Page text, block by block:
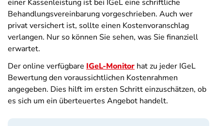
einer Kassenleistung ist bei IGeL eine schriftliche
Behandlungsvereinbarung vorgeschrieben. Auch wer
privat versichert ist, sollte einen Kostenvoranschlag
verlangen. Nur so können Sie sehen, was Sie finanziell
erwartet.
Der online verfügbare IGeL-Monitor hat zu jeder IGeL
Bewertung den voraussichtlichen Kostenrahmen
angegeben. Dies hilft im ersten Schritt einzuschätzen, ob
es sich um ein überteuertes Angebot handelt.